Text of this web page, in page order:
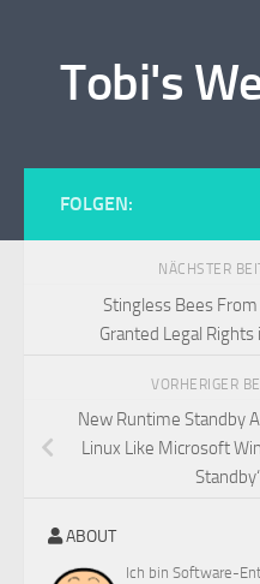
Tobi's
FOLGEN:
NÄCHSTER
Stingless Bees
Granted Legal
VORHERIGER
New Runtime Standby
Linux Like Microsoft
Standby‘
ABOUT
Ich bin Software-